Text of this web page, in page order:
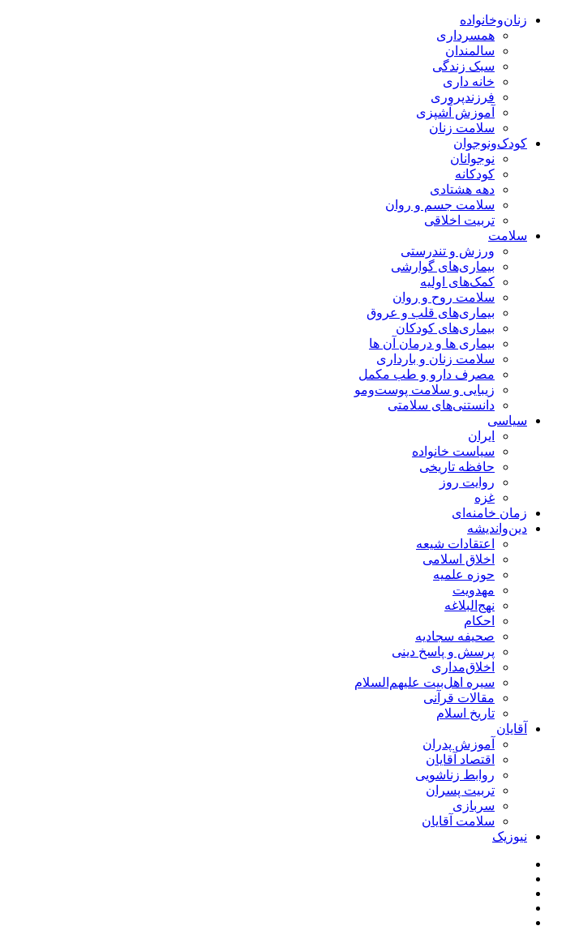
زنان‌وخانواده
همسرداری
سالمندان
سبک زندگی
خانه داری
فرزندپروری
آموزش آشپزی
سلامت زنان
کودک‌ونوجوان
نوجوانان
کودکانه
دهه هشتادی
سلامت جسم و روان
تربیت اخلاقی
سلامت
ورزش و تندرستی
بیماری‌های گوارشی
کمک‌های اولیه
سلامت روح و روان
بیماری‌های قلب و عروق
بیماری‌های کودکان
بیماری ها و درمان آن ها
سلامت زنان و بارداری
مصرف دارو و طب مکمل
زیبایی و سلامت پوست‌ومو
دانستنی‌های سلامتی
سیاسی
ایران
سیاست خانواده
حافظه تاریخی
روایت روز
غزه
زمان خامنه‌ای
دین‌واندیشه
اعتقادات شیعه
اخلاق اسلامی
حوزه علمیه
مهدویت
نهج‌البلاغه
احکام
صحیفه سجادیه
پرسش و پاسخ دینی
اخلاق‌مداری
سیره اهل‌بیت علیهم‌السلام
مقالات قرآنی
تاریخ اسلام
آقایان
آموزش پدران
اقتصاد آقایان
روابط زناشویی
تربیت پسران
سربازی
سلامت آقایان
نیوزیک